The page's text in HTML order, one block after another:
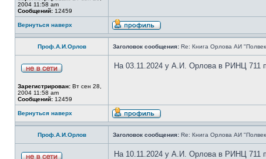
2004 11:58 am
Сообщений: 12459
Вернуться наверх
Проф.А.И.Орлов Заголовок сообщения: Re: Книга Орлова АИ
Зарегистрирован: Вт сен 28,
2004 11:58 am
Сообщений: 12459
На 03.11.2024 у А.И. Орлова в РИНЦ 711
Вернуться наверх
Проф.А.И.Орлов Заголовок сообщения: Re: Книга Орлова АИ
На 10.11.2024 у А.И. Орлова в РИНЦ 711